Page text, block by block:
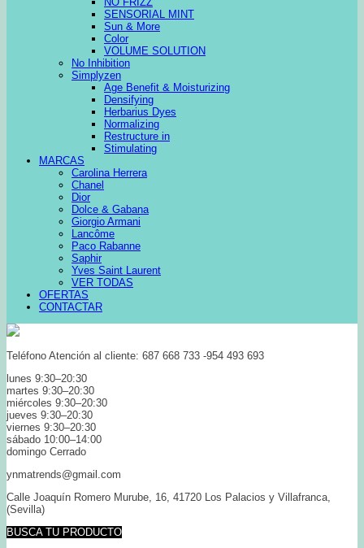
SENSORIAL MINT
Sun & More
Color
VOLUME SOLUTION
No Inhibition
Simplyzen
Age Benefit & Moisturizing
Densifying
Herbarius Dyes
Normalizing
Restructure in
Stimulating
MARCAS
Carolina Herrera
Chanel
Dior
Dolce & Gabana
Giorgio Armani
Lancôme
Paco Rabanne
Saphir
Yves Saint Laurent
VER TODAS
OFERTAS
CONTACTAR
Teléfono Atención al cliente: 687 668 733 -954 493 693
lunes 9:30–20:30
martes 9:30–20:30
miércoles 9:30–20:30
jueves 9:30–20:30
viernes 9:30–20:30
sábado 10:00–14:00
domingo Cerrado
ynmatrends@gmail.com
Calle Joaquín Romero Murube, 16, 41720 Los Palacios y Villafranca,
(Sevilla)
BUSCA TU PRODUCTO